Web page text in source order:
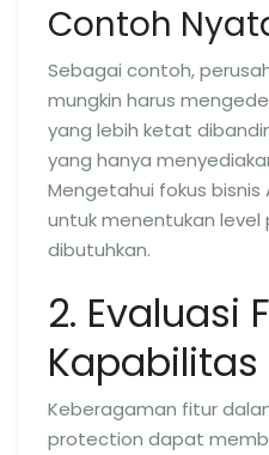
Contoh
Sebagai contoh,
mungkin harus
yang lebih ketat
yang hanya
Mengetahui fokus bisnis
untuk menentukan level
dibutuhkan.
2. Evaluasi
Kapabilitas
Keberagaman fitur
protection dapat